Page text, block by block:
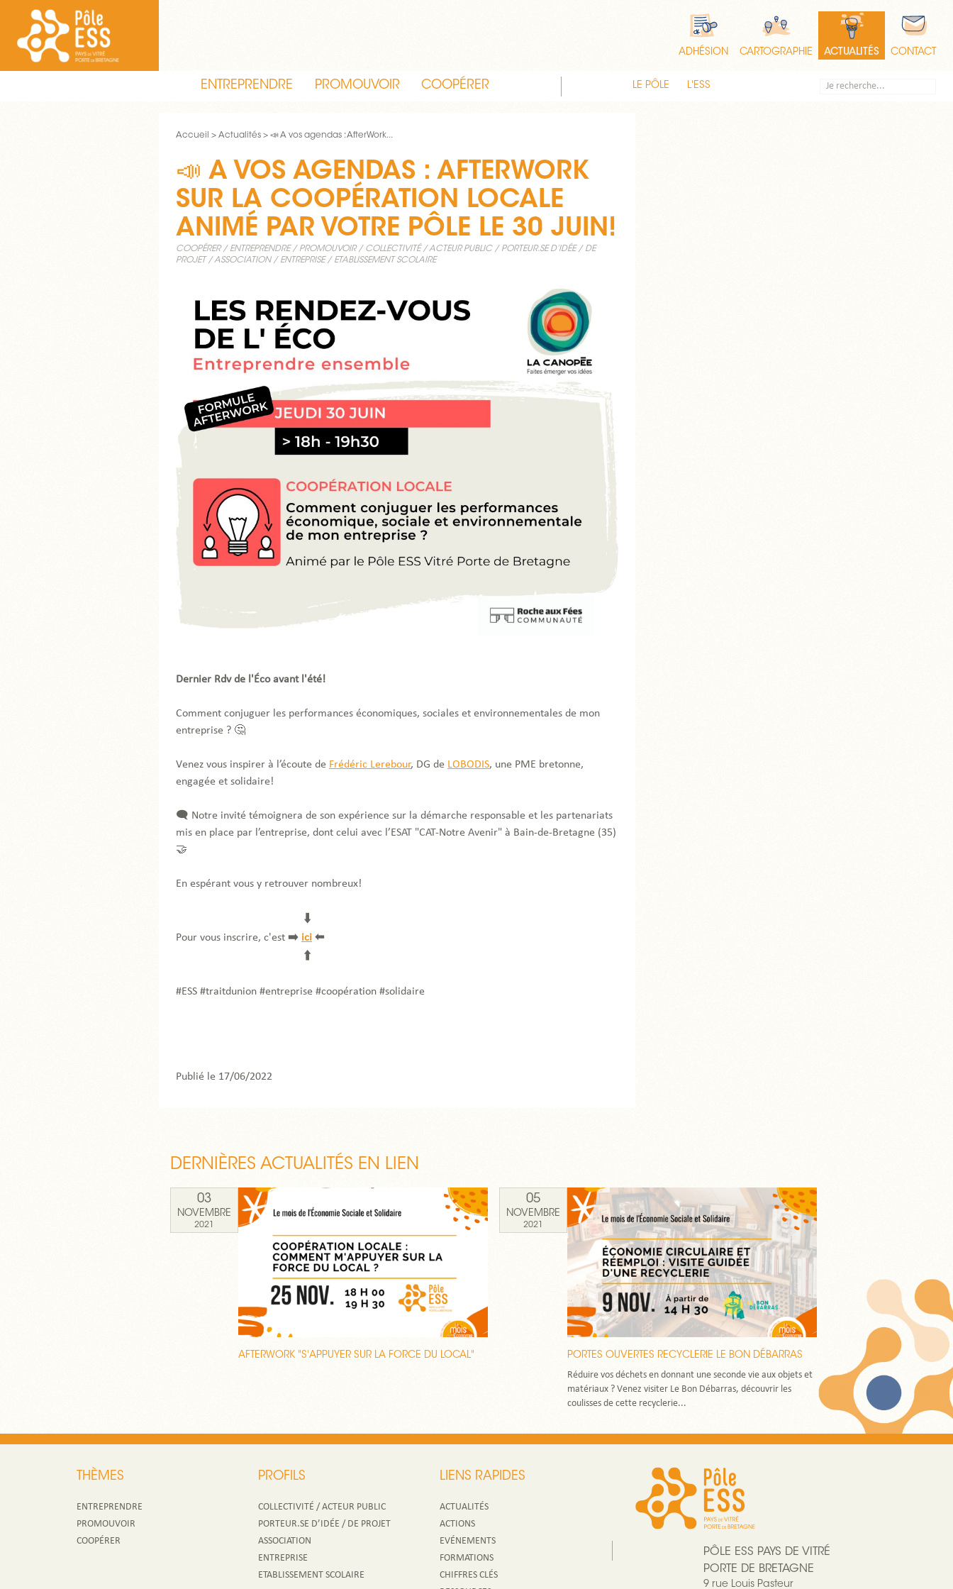
ADHÉSION CARTOGRAPHIE ACTUALITÉS CONTACT
ENTREPRENDRE PROMOUVOIR COOPÉRER LE PÔLE L'ESS
Accueil Actualités 📣 A vos agendas : AfterWork...
📣 A VOS AGENDAS : AFTERWORK
SUR LA COOPÉRATION LOCALE
ANIMÉ PAR VOTRE PÔLE LE 30 JUIN!
COOPÉRER ENTREPRENDRE PROMOUVOIR COLLECTIVITÉ / ACTEUR PUBLIC
PORTEUR.SE D’IDÉE / DE
PROJET
ASSOCIATION ENTREPRISE ETABLISSEMENT SCOLAIRE
Dernier Rdv de l'Éco avant l'été!
Comment conjuguer les performances économiques, sociales et environnementales de mon
entreprise ? 🤔
Venez vous inspirer à l’écoute de Frédéric Lerebour, DG de LOBODIS, une PME bretonne,
engagée et solidaire!
🗨️ Notre invité témoignera de son expérience sur la démarche responsable et les partenariats
mis en place par l’entreprise, dont celui avec l’ESAT "CAT-Notre Avenir" à Bain-de-Bretagne (35)
🤝
En espérant vous y retrouver nombreux!
⬇️
Pour vous inscrire, c'est️ ➡️ ici ⬅
⬆️
#ESS #traitdunion #entreprise #coopération #solidaire
Publié le 17/06/2022
DERNIÈRES ACTUALITÉS EN LIEN
03
NOVEMBRE
2021
AFTERWORK "S'APPUYER SUR LA FORCE DU LOCAL"
05
NOVEMBRE
2021
PORTES OUVERTES RECYCLERIE LE BON DÉBARRAS
Réduire vos déchets en donnant une seconde vie aux objets et
matériaux ? Venez visiter Le Bon Débarras, découvrir les
coulisses de cette recyclerie...
THÈMES
ENTREPRENDRE
PROMOUVOIR
COOPÉRER
PROFILS
COLLECTIVITÉ / ACTEUR PUBLIC
PORTEUR.SE D’IDÉE / DE PROJET
ASSOCIATION
ENTREPRISE
ETABLISSEMENT SCOLAIRE
LIENS RAPIDES
ACTUALITÉS
ACTIONS
EVÉNEMENTS
FORMATIONS
CHIFFRES CLÉS
PÔLE ESS PAYS DE VITRÉ
PORTE DE BRETAGNE
9 rue Louis Pasteur